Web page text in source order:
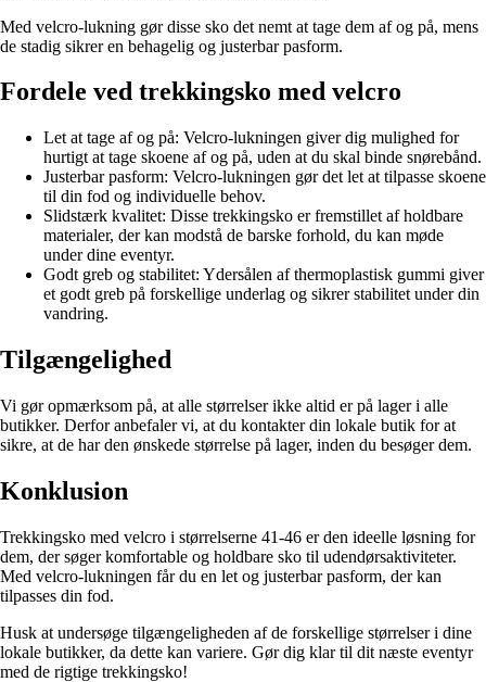
Med velcro-lukning gør disse sko det nemt at tage dem af og på, mens
de stadig sikrer en behagelig og justerbar pasform.
Fordele ved trekkingsko med velcro
Let at tage af og på: Velcro-lukningen giver dig mulighed for
hurtigt at tage skoene af og på, uden at du skal binde snørebånd.
Justerbar pasform: Velcro-lukningen gør det let at tilpasse skoene
til din fod og individuelle behov.
Slidstærk kvalitet: Disse trekkingsko er fremstillet af holdbare
materialer, der kan modstå de barske forhold, du kan møde
under dine eventyr.
Godt greb og stabilitet: Ydersålen af thermoplastisk gummi giver
et godt greb på forskellige underlag og sikrer stabilitet under din
vandring.
Tilgængelighed
Vi gør opmærksom på, at alle størrelser ikke altid er på lager i alle
butikker. Derfor anbefaler vi, at du kontakter din lokale butik for at
sikre, at de har den ønskede størrelse på lager, inden du besøger dem.
Konklusion
Trekkingsko med velcro i størrelserne 41-46 er den ideelle løsning for
dem, der søger komfortable og holdbare sko til udendørsaktiviteter.
Med velcro-lukningen får du en let og justerbar pasform, der kan
tilpasses din fod.
Husk at undersøge tilgængeligheden af de forskellige størrelser i dine
lokale butikker, da dette kan variere. Gør dig klar til dit næste eventyr
med de rigtige trekkingsko!